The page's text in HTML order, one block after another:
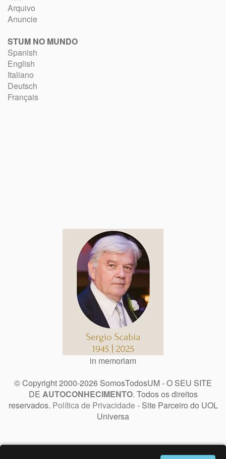
Arquivo
Anuncie
STUM NO MUNDO
Spanish
English
Italiano
Deutsch
Français
in memoriam
© Copyright 2000-2026 SomosTodosUM - O SEU SITE
DE AUTOCONHECIMENTO. Todos os direitos
reservados. Política de Privacidade - Site Parceiro do UOL
Universa